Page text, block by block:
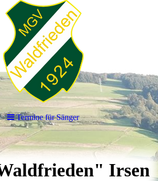
Termine für Sänger
Irsen